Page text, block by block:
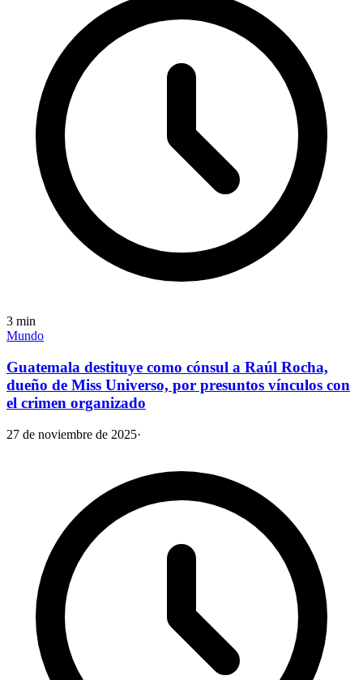
3 min
Mundo
Guatemala destituye como cónsul a Raúl Rocha,
dueño de Miss Universo, por presuntos vínculos con
el crimen organizado
27 de noviembre de 2025·